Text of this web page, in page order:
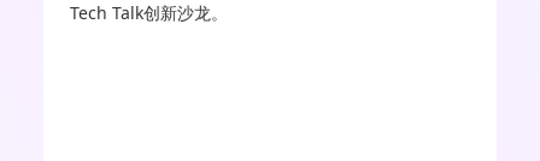
Tech Talk创新沙龙。